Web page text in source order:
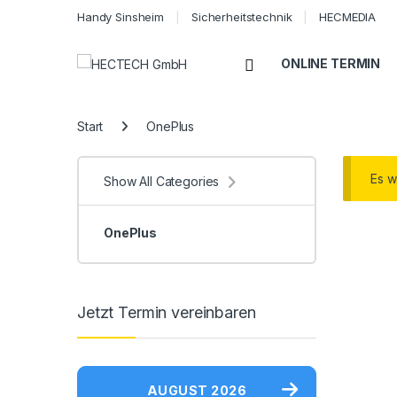
Handy Sinsheim Sicherheitstechnik HECMEDIA
Open ONLINE TERMIN
Start OnePlus
Es
Show All Categories
OnePlus
Jetzt Termin vereinbaren
AUGUST 2026